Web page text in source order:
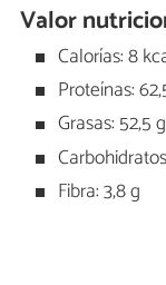
Valor
Calorías: 8
Proteínas:
Grasas: 52,5 g
Fibra: 3,8 g